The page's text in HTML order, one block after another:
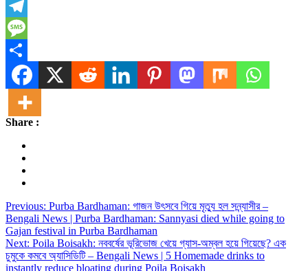
X
Telegram
Message
Share
Share :
Post
navigation
Previous: Purba Bardhaman: গাজন উৎসবে গিয়ে মৃত্যু হল সন্ন্যাসীর –
Bengali News | Purba Bardhaman: Sannyasi died while going to
Gajan festival in Purba Bardhaman
Next: Poila Boisakh: নববর্ষের ভূরিভোজ খেয়ে গ্যাস-অম্বল হয়ে গিয়েছে? এক
চুমুকে কমবে অ্যাসিডিটি – Bengali News | 5 Homemade drinks to
instantly reduce bloating during Poila Boisakh